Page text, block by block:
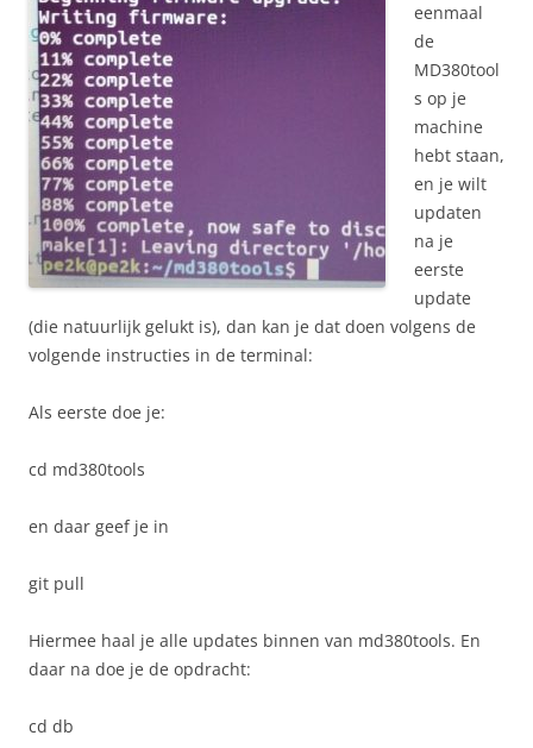
eenmaal
de
MD380tool
s op je
machine
hebt staan,
en je wilt
updaten
na je
eerste
update
(die natuurlijk gelukt is), dan kan je dat doen volgens de
volgende instructies in de terminal:
Als eerste doe je:
cd md380tools
en daar geef je in
git pull
Hiermee haal je alle updates binnen van md380tools. En
daar na doe je de opdracht:
cd db